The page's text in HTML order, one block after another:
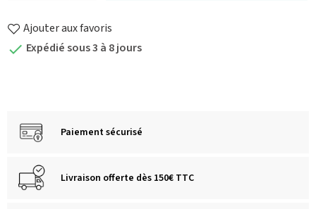
Ajouter aux favoris
 Expédié sous 3 à 8 jours
Paiement sécurisé
Livraison offerte dès 150€ TTC